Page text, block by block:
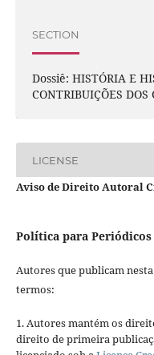
SECTION
Dossiê: HISTÓRIA E
CONTRIBUIÇÕES DOS
LICENSE
Aviso de Direito Autoral
Política para
Autores que publicam
termos:
1. Autores mantém os
direito de primeira